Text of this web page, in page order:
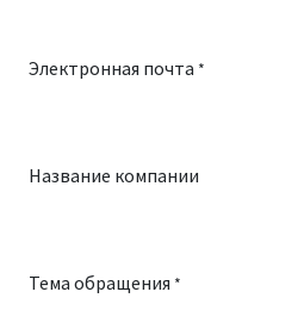
Электронная почта *
Название компании
Тема обращения *